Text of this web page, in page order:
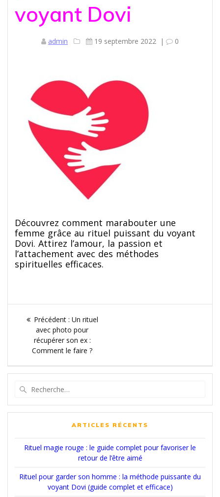
voyant Dovi
admin 19 septembre 2022 | 0
Découvrez comment marabouter une
femme grâce au rituel puissant du voyant
Dovi. Attirez l’amour, la passion et
l’attachement avec des méthodes
spirituelles efficaces.
Navigation
l’article
Précédent : Article
précédent
:
Un rituel
avec photo pour
récupérer son ex :
Comment le faire ?
:
ARTICLES RÉCENTS
Rituel magie rouge : le guide complet pour favoriser le
retour de l’être aimé
Rituel pour garder son homme : la méthode puissante du
voyant Dovi (guide complet et efficace)